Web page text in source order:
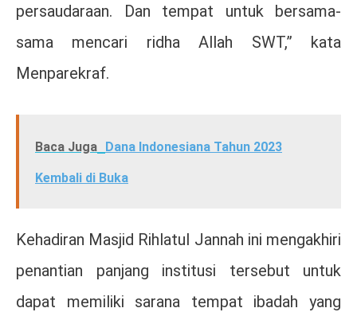
persaudaraan. Dan tempat untuk bersama-
sama mencari ridha Allah SWT,” kata
Menparekraf.
Baca Juga Dana Indonesiana Tahun 2023
Kembali di Buka
Kehadiran Masjid Rihlatul Jannah ini mengakhiri
penantian panjang institusi tersebut untuk
dapat memiliki sarana tempat ibadah yang